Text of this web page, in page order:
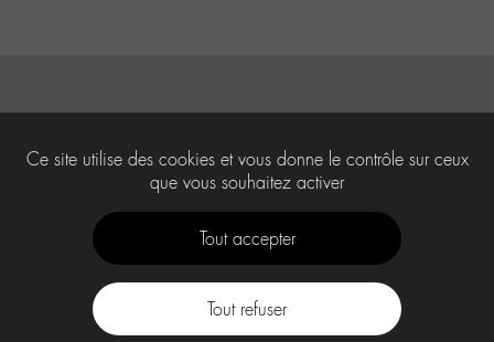
Ce site utilise des cookies et vous donne le contrôle sur ceux
que vous souhaitez activer
Tout accepter
Tout refuser